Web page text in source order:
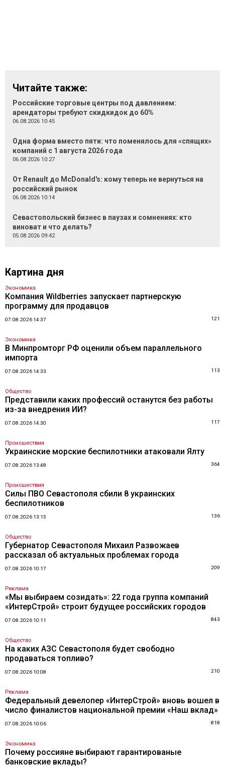
Читайте также:
Российские торговые центры под давлением:
арендаторы требуют скидкидок до 60%
06.08.2026 10:45
Одна форма вместо пяти: что поменялось для «спящих»
компаний с 1 августа 2026 года
06.08.2026 10:27
От Renault до McDonald's: кому теперь не вернуться на
российский рынок
06.08.2026 10:14
Севастопольский бизнес в паузах и сомнениях: кто
виноват и что делать?
05.08.2026 09:42
Картина дня
Экономика
Компания Wildberries запускает партнерскую
программу для продавцов
07.08.2026 14:37 121
Экономика
В Минпромторг РФ оценили объем параллельного
импорта
07.08.2026 14:33 113
Общество
Представили каких профессий останутся без работы
из-за внедрения ИИ?
07.08.2026 14:30 117
Происшествия
Украинские морские беспилотники атаковали Ялту
07.08.2026 13:48 364
Происшествия
Силы ПВО Севастополя сбили 8 украинских
беспилотников
07.08.2026 13:15 136
Общество
Губернатор Севастополя Михаил Развожаев
рассказал об актуальных проблемах города
07.08.2026 10:17 209
Реклама
«Мы выбираем созидать»: 22 года группа компаний
«ИнтерСтрой» строит будущее российских городов
07.08.2026 10:11 843
Общество
На каких АЗС Севастополя будет свободно
продаваться топливо?
07.08.2026 10:08 210
Реклама
Федеральный девелопер «ИнтерСтрой» вновь вошел в
число финалистов национальной премии «Наш вклад»
07.08.2026 10:06 818
Экономика
Почему россияне выбирают гарантированые
банковские вклады?